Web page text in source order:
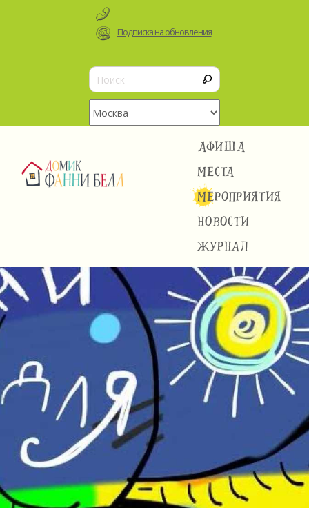
Подписка на обновления
АФИША
МЕСТА
МЕРОПРИЯТИЯ
НОВОСТИ
ЖУРНАЛ